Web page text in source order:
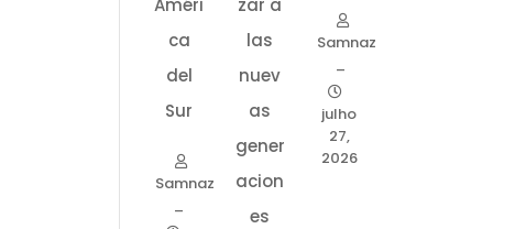
Améri
ca
del
Sur
Samnaz
–
zar a
las
nuev
as
gener
acion
es
Samnaz
–
julho
27,
2026